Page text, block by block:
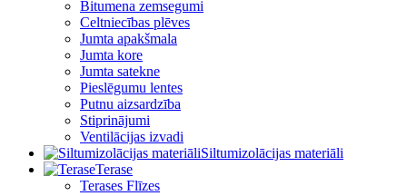
Bitumena zemsegumi
Celtniecības plēves
Jumta apakšmala
Jumta kore
Jumta satekne
Pieslēgumu lentes
Putnu aizsardzība
Stiprinājumi
Ventilācijas izvadi
Siltumizolācijas materiāli
Terase
Terases Flīzes